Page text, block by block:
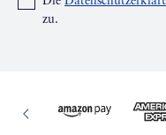
zu.